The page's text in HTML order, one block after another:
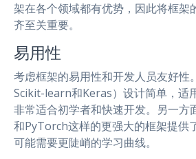
架在各个领域都有优势，因此将框架
齐至关重要。
易用性
考虑框架的易用性和开发人员友好性
Scikit-learn和Keras）设计简单，适
非常适合初学者和快速开发。另一
和PyTorch这样的更强大的框架提供
可能需要更陡峭的学习曲线。